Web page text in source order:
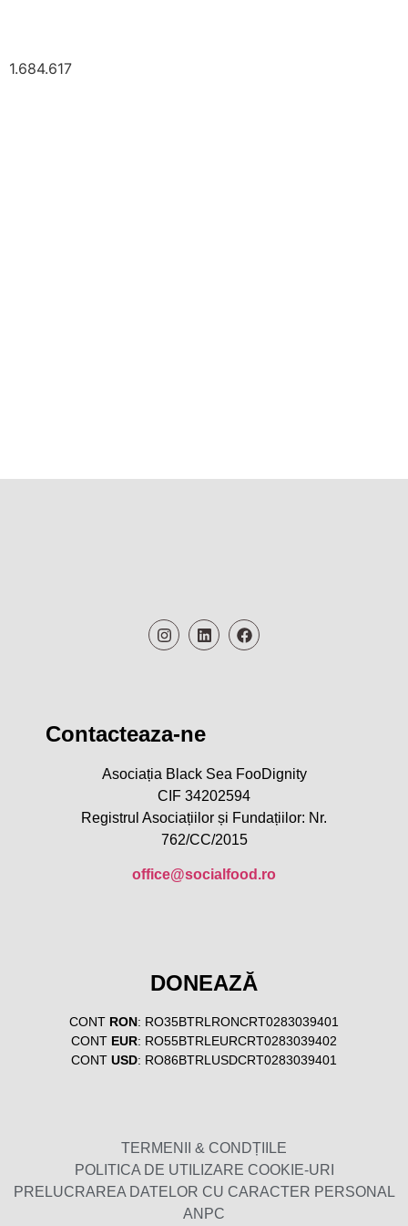
1.684.617
Contacteaza-ne
Asociația Black Sea FooDignity
CIF 34202594
Registrul Asociațiilor și Fundațiilor: Nr.
762/CC/2015
office@socialfood.ro
DONEAZĂ
CONT RON: RO35BTRLRONCRT0283039401
CONT EUR: RO55BTRLEURCRT0283039402
CONT USD: RO86BTRLUSDCRT0283039401
TERMENII & CONDȚIILE
POLITICA DE UTILIZARE COOKIE-URI
PRELUCRAREA DATELOR CU CARACTER PERSONAL
ANPC